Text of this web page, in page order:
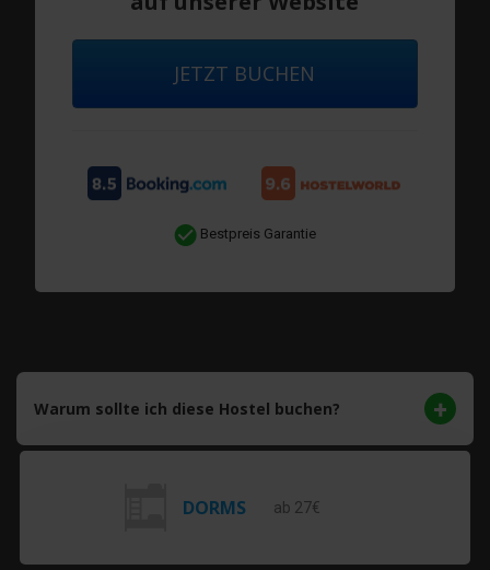
JETZT BUCHEN
Bestpreis Garantie
DORMS ab 27€
Warum sollte ich diese Hostel buchen?